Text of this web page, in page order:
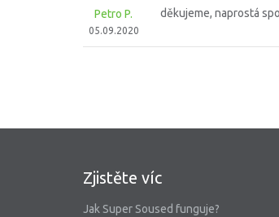
Petro P.
05.09.2020
děkujeme, naprostá
Zjistěte víc
Jak Super Soused funguje?